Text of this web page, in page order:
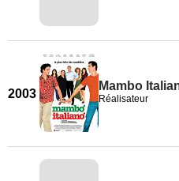
2003
Mambo
Réalisateur